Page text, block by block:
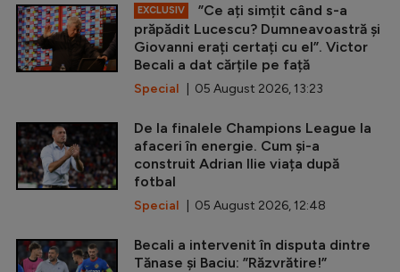
EXCLUSIV
”Ce ați simțit când s-a
prăpădit Lucescu? Dumneavoastră și
Giovanni erați certați cu el”. Victor
Becali a dat cărțile pe față
Special | 05 August 2026, 13:23
De la finalele Champions League la
afaceri în energie. Cum și-a
construit Adrian Ilie viața după
fotbal
Special | 05 August 2026, 12:48
Becali a intervenit în disputa dintre
Tănase și Baciu: ”Răzvrătire!”